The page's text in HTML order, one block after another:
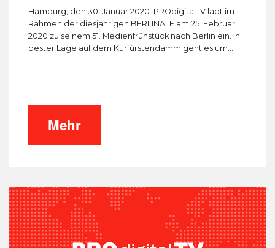
Hamburg, den 30. Januar 2020. PROdigitalTV lädt im
Rahmen der diesjährigen BERLINALE am 25. Februar
2020 zu seinem 51. Medienfrühstück nach Berlin ein. In
bester Lage auf dem Kurfürstendamm geht es um...
Mehr